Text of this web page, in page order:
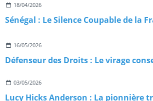
18/04/2026
16/05/2026
03/05/2026